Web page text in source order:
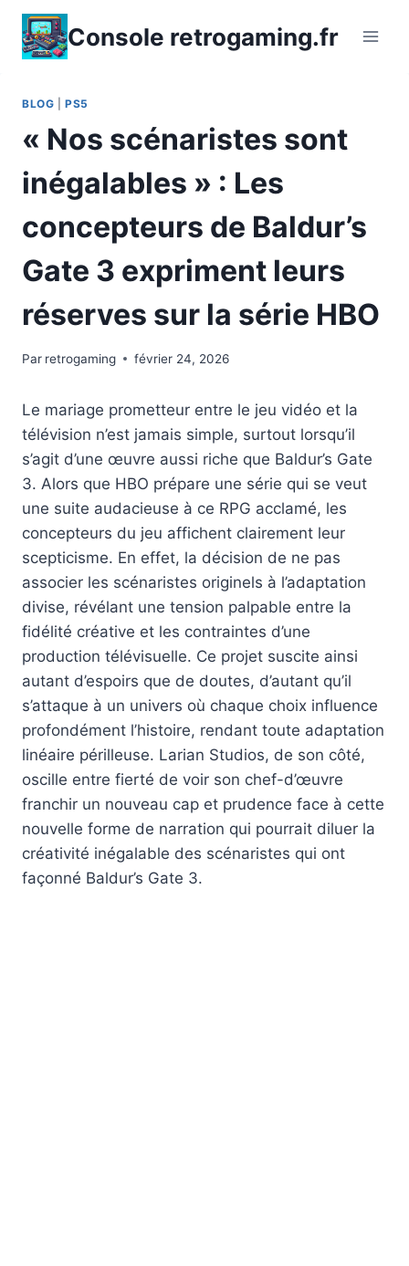
Aller
contenu
Console retrogaming.fr
BLOG |PS5
« Nos scénaristes sont
inégalables » : Les
concepteurs de Baldur’s
Gate 3 expriment leurs
réserves sur la série HBO
Par retrogaming février 24, 2026
Le mariage prometteur entre le jeu vidéo et la
télévision n’est jamais simple, surtout lorsqu’il
s’agit d’une œuvre aussi riche que Baldur’s Gate
3. Alors que HBO prépare une série qui se veut
une suite audacieuse à ce RPG acclamé, les
concepteurs du jeu affichent clairement leur
scepticisme. En effet, la décision de ne pas
associer les scénaristes originels à l’adaptation
divise, révélant une tension palpable entre la
fidélité créative et les contraintes d’une
production télévisuelle. Ce projet suscite ainsi
autant d’espoirs que de doutes, d’autant qu’il
s’attaque à un univers où chaque choix influence
profondément l’histoire, rendant toute adaptation
linéaire périlleuse. Larian Studios, de son côté,
oscille entre fierté de voir son chef-d’œuvre
franchir un nouveau cap et prudence face à cette
nouvelle forme de narration qui pourrait diluer la
créativité inégalable des scénaristes qui ont
façonné Baldur’s Gate 3.